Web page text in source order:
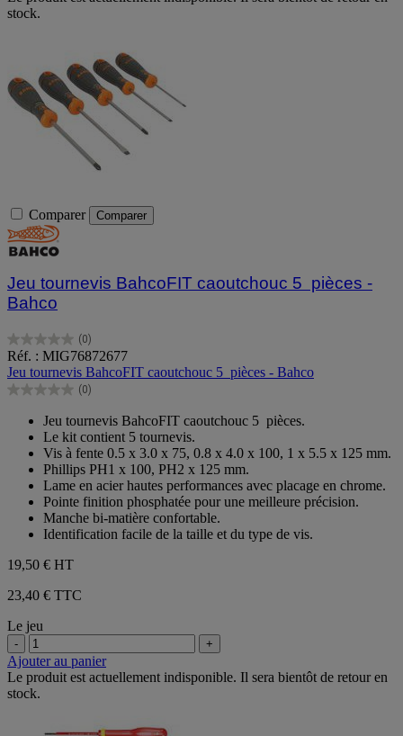
stock.
Comparer Comparer
Jeu tournevis BahcoFIT caoutchouc 5 pièces -
Bahco
(0)
0.0
sur
5
étoiles.
Réf. : MIG76872677
Jeu tournevis BahcoFIT caoutchouc 5 pièces - Bahco
(0)
0.0
étoiles.
Jeu tournevis BahcoFIT caoutchouc 5 pièces.
Le kit contient 5 tournevis.
Vis à fente 0.5 x 3.0 x 75, 0.8 x 4.0 x 100, 1 x 5.5 x 125 mm.
Phillips PH1 x 100, PH2 x 125 mm.
Lame en acier hautes performances avec placage en chrome.
Pointe finition phosphatée pour une meilleure précision.
Manche bi-matière confortable.
Identification facile de la taille et du type de vis.
19,50 € HT
23,40 € TTC
Le jeu
- +
Ajouter au panier
Le produit est actuellement indisponible. Il sera bientôt de retour en
stock.